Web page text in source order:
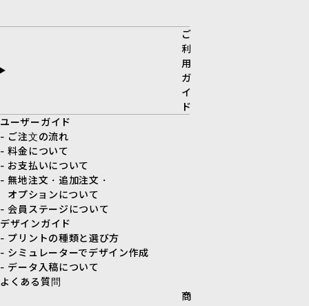
ご
利
用
ガ
イ
ド
ユーザーガイド
- ご注文の流れ
- 料金について
- お支払いについて
- 無地注文・追加注文・
オプションについて
- 会員ステージについて
デザインガイド
- プリントの種類と選び方
- シミュレーターでデザイン作成
- データ入稿について
よくある質問
商